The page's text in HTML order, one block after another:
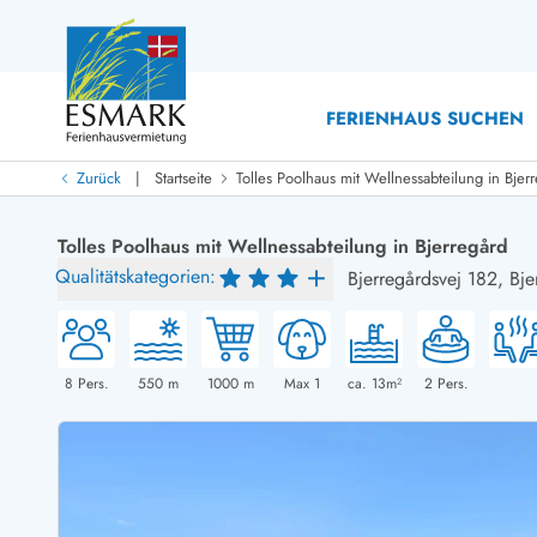
FERIENHAUS SUCHEN
Last Minute
Last Minute
Neu bei uns!
Neue Ferienhäuser bei ESMARKFerienhäuser mit Pool
Neurenovierte Ferienhäuser
Ferienhäuser mit Endreinigung inklusive
Ferienhäuser dicht am Strand
Ferienhäuser neu gebaut
Ferienhäuser mit Aussicht
Zurück | Startseite Tolles Poolhaus mit Wellnessabteilung in
Tolles Poolhaus mit Wellnessabteilung in Bjerregård
Qualitätskategorien:
Bjerregårdsvej 182,
8 Pers. 550 m 1000m Max 1 ca. 13m² 2Pers.